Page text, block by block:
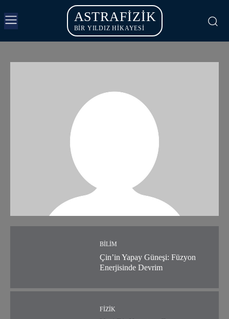
ASTRAFIZIK
BİR YILDIZ HİKAYESİ
BILIM
Çin’in Yapay Güneşi: Füzyon
Enerjisinde Devrim
FIZIK